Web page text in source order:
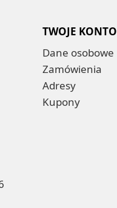
TWOJE KONTO
Dane osobowe
Zamówienia
Adresy
Kupony